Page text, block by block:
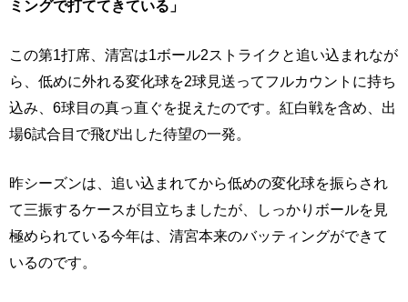
ミングで打ててきている」
この第1打席、清宮は1ボール2ストライクと追い込まれなが
ら、低めに外れる変化球を2球見送ってフルカウントに持ち
込み、6球目の真っ直ぐを捉えたのです。紅白戦を含め、出
場6試合目で飛び出した待望の一発。
昨シーズンは、追い込まれてから低めの変化球を振らされ
て三振するケースが目立ちましたが、しっかりボールを見
極められている今年は、清宮本来のバッティングができて
いるのです。